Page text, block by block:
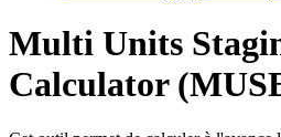
Multi Units
Calculator